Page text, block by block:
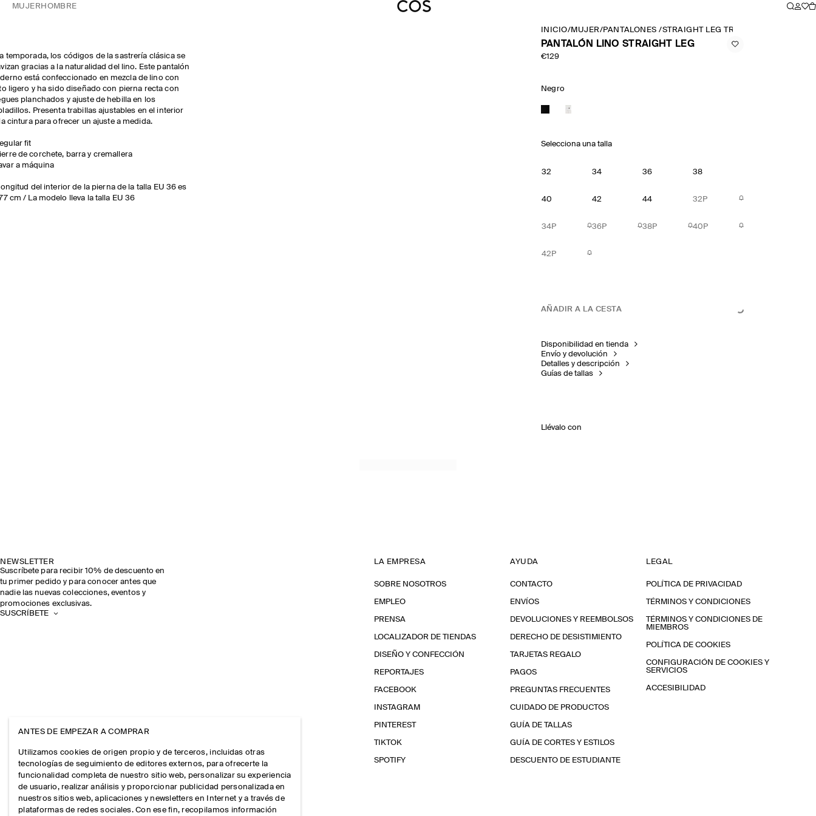
MUJER HOMBRE
temporada, los códigos de la sastrería clásica se
gracias a la naturalidad del lino. Este pantalón
está confeccionado en mezcla de lino con
ligero y ha sido diseñado con pierna recta con
planchados y ajuste de hebilla en los
Presenta trabillas ajustables en el interior
cintura para ofrecer un ajuste a medida.
fit
de corchete, barra y cremallera
a máquina
del interior de la pierna de la talla EU 36 es
cm / La modelo lleva la talla EU 36
INICIO/MUJER/PANTALONES/STRAIGHT LEG TROUSERS
PANTALÓN LINO STRAIGHT LEG
€129
Negro
Selecciona una talla
32 34 36 38
40 42 44 32P
34P 36P 38P 40P
42P
AÑADIR A LA CESTA
Disponibilidad en tienda
Envío y devolución
Detalles y descripción
Guías de tallas
Llévalo con
NEWSLETTER
Suscríbete para recibir 10% de descuento en
tu primer pedido y para conocer antes que
nadie las nuevas colecciones, eventos y
promociones exclusivas.
SUSCRÍBETE
LA EMPRESA
SOBRE NOSOTROS
EMPLEO
PRENSA
LOCALIZADOR DE TIENDAS
DISEÑO Y CONFECCIÓN
REPORTAJES
FACEBOOK
INSTAGRAM
PINTEREST
TIKTOK
SPOTIFY
AYUDA
CONTACTO
ENVÍOS
DEVOLUCIONES Y REEMBOLSOS
DERECHO DE DESISTIMIENTO
TARJETAS REGALO
PAGOS
PREGUNTAS FRECUENTES
CUIDADO DE PRODUCTOS
GUÍA DE TALLAS
GUÍA DE CORTES Y ESTILOS
DESCUENTO DE ESTUDIANTE
LEGAL
POLÍTICA DE PRIVACIDAD
TÉRMINOS Y CONDICIONES
TÉRMINOS Y CONDICIONES DE
MIEMBROS
POLÍTICA DE COOKIES
CONFIGURACIÓN DE COOKIES Y
SERVICIOS
ACCESIBILIDAD
ANTES DE EMPEZAR A COMPRAR
Utilizamos cookies de origen propio y de terceros, incluidas otras
tecnologías de seguimiento de editores externos, para ofrecerte la
funcionalidad completa de nuestro sitio web, personalizar su experiencia
de usuario, realizar análisis y proporcionar publicidad personalizada en
nuestros sitios web, aplicaciones y newsletters en Internet y a través de
plataformas de redes sociales. Con ese fin, recopilamos información